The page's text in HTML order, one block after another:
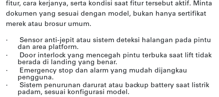
fitur, cara kerjanya, serta kondisi saat fitur tersebut aktif. Minta
dokumen yang sesuai dengan model, bukan hanya sertifikat
merek atau brosur umum.
·
Sensor anti-jepit atau sistem deteksi halangan pada pintu
dan area platform.
·
Door interlock yang mencegah pintu terbuka saat lift tidak
berada di landing yang benar.
·
Emergency stop dan alarm yang mudah dijangkau
pengguna.
·
Sistem penurunan darurat atau backup battery saat listrik
padam, sesuai konfigurasi model.